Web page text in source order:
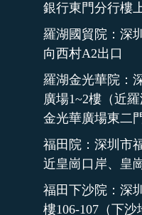
銀行東門分行樓
羅湖國貿院：深
向西村A2出口
羅湖金光華院：
廣場1~2樓（近
金光華廣場東二
福田院：深圳市
近皇崗口岸、皇
福田下沙院：深
樓106-107（下沙